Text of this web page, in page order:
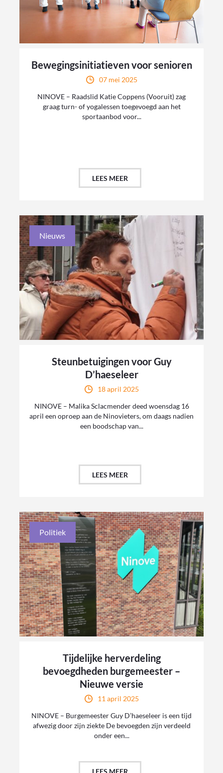
Bewegingsinitiatieven voor senioren
07 mei 2025
NINOVE – Raadslid Katie Coppens (Vooruit) zag
graag turn- of yogalessen toegevoegd aan het
sportaanbod voor...
LEES MEER
Nieuws
Steunbetuigingen voor Guy
D’haeseleer
18 april 2025
NINOVE – Malika Sclacmender deed woensdag 16
april een oproep aan de Ninovieters, om daags nadien
een boodschap van...
LEES MEER
Politiek
Tijdelijke herverdeling
bevoegdheden burgemeester –
Nieuwe versie
11 april 2025
NINOVE – Burgemeester Guy D’haeseleer is een tijd
afwezig door zijn ziekte De bevoegden zijn verdeeld
onder een...
LEES MEER